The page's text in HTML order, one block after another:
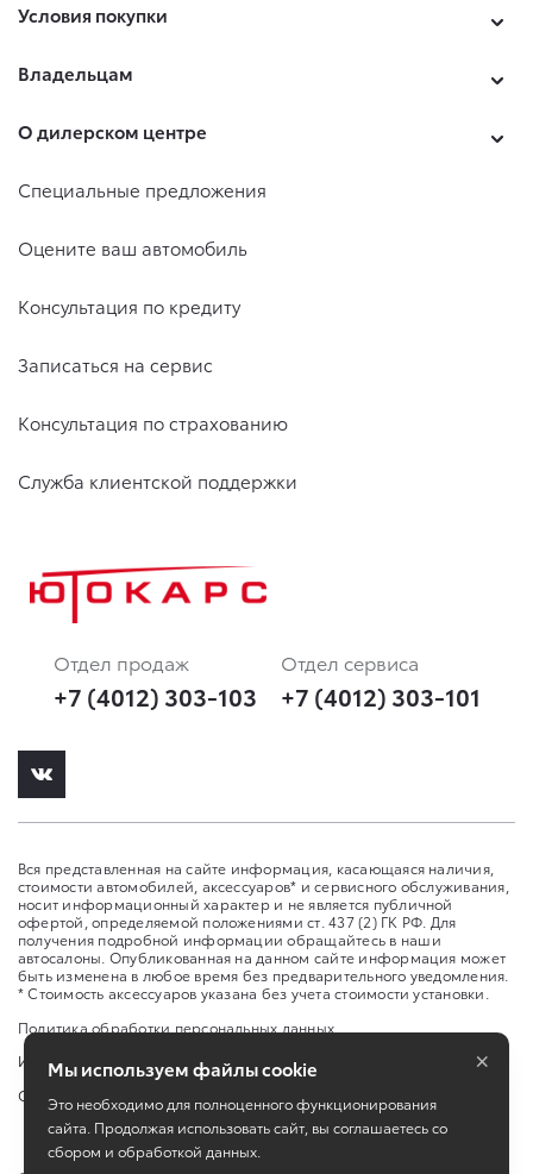
Условия покупки
Владельцам
О дилерском центре
Специальные предложения
Оцените ваш автомобиль
Консультация по кредиту
Записаться на сервис
Консультация по страхованию
Служба клиентской поддержки
Отдел продаж
+7 (4012) 303-103
Отдел сервиса
+7 (4012) 303-101
Вся представленная на сайте информация, касающаяся наличия,
стоимости автомобилей, аксессуаров* и сервисного обслуживания,
носит информационный характер и не является публичной
офертой, определяемой положениями ст. 437 (2) ГК РФ. Для
получения подробной информации обращайтесь в наши
автосалоны. Опубликованная на данном сайте информация может
быть изменена в любое время без предварительного уведомления.
* Стоимость аксессуаров указана без учета стоимости установки.
Политика обработки персональных данных
Изменить настройку cookies
Сбросить cookie
Мы используем файлы cookie
Это необходимо для полноценного функционирования
сайта. Продолжая использовать сайт, вы соглашаетесь со
сбором и обработкой данных.
×